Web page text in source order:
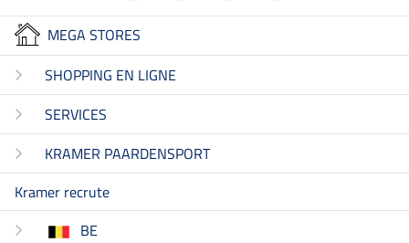
MEGA STORES
SHOPPING EN LIGNE
SERVICES
KRAMER PAARDENSPORT
Kramer recrute
BE